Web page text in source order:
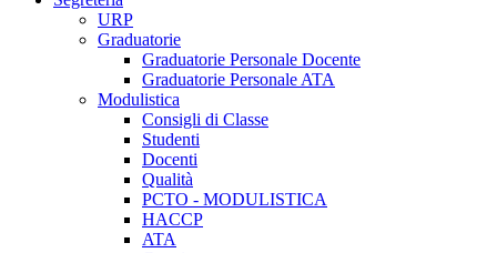
URP
Graduatorie
Graduatorie Personale Docente
Graduatorie Personale ATA
Modulistica
Consigli di Classe
Studenti
Docenti
Qualità
PCTO - MODULISTICA
HACCP
ATA